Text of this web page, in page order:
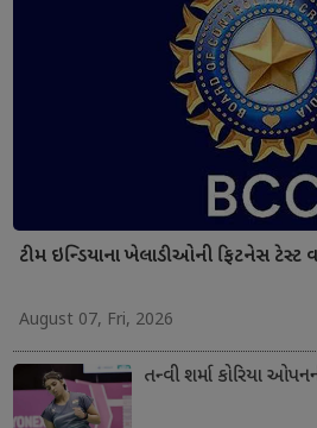
ટીમ ઇન્ડિયાના ખેલાડીઓની ફિટનેસ ટેસ્ટ
August 07, Fri, 2026
તન્વી શર્મા કોરિયા